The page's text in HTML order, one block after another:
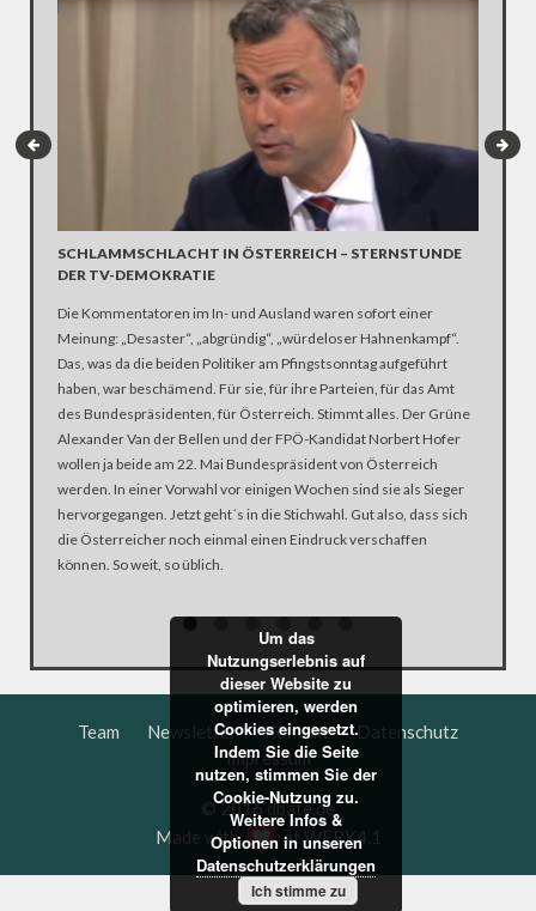
SCHLAMMSCHLACHT IN ÖSTERREICH – STERNSTUNDE
DER TV-DEMOKRATIE
Die Kommentatoren im In- und Ausland waren sofort einer
Meinung: „Desaster“, „abgründig“, „würdeloser Hahnenkampf“.
Das, was da die beiden Politiker am Pfingstsonntag aufgeführt
haben, war beschämend. Für sie, für ihre Parteien, für das Amt
des Bundespräsidenten, für Österreich. Stimmt alles. Der Grüne
Alexander Van der Bellen und der FPÖ-Kandidat Norbert Hofer
wollen ja beide am 22. Mai Bundespräsident von Österreich
werden. In einer Vorwahl vor einigen Wochen sind sie als Sieger
hervorgegangen. Jetzt geht´s in die Stichwahl. Gut also, dass sich
die Österreicher noch einmal einen Eindruck verschaffen
können. So weit, so üblich.
Team Newsletter Kontakt
Datenschutz
Impressum
© 2016 dbate.de
Made with
atWERK4.1
Um das
Nutzungserlebnis auf
dieser Website zu
optimieren, werden
Cookies eingesetzt.
Indem Sie die Seite
nutzen, stimmen Sie der
Cookie-Nutzung zu.
Weitere Infos &
Optionen in unseren
Datenschutzerklärungen
Ich stimme zu